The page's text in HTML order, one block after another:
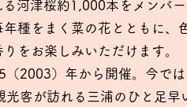
河津桜約1,000本をメンバー
種をまく菜の花とともに、
をお楽しみいただけます。
（2003）年から開催。今では
光客が訪れる三浦のひと足早